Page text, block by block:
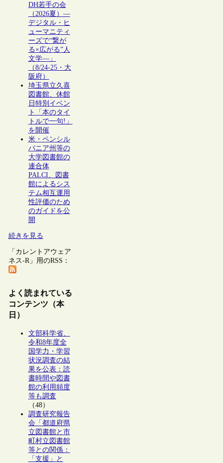
DH若手の会
（2026夏）―
デジタル・ヒ
ューマニティ
ーズで“繋が
る×広がる”人
文学―」
（8/24-25・大
阪府）
埼玉県立久喜
図書館、休館
日特別イベン
ト「本のタイ
トルで一句!」
を開催
米・ペンシル
バニア州等の
大学図書館の
連合体
PALCI、図書
館によるシス
テム相互運用
性評価のため
のガイドを公
開
続きを見る
「カレントアウェア
ネス-R」用のRSS：
よく読まれている
コンテンツ（本
日）
文部科学省、
令和8年度全
国学力・学習
状況調査の結
果を公表：読
書時間や図書
館の利用頻度
等も調査
（48）
調査研究報告
会「都道府県
立図書館と市
町村立図書館
等との関係：
「支援」と